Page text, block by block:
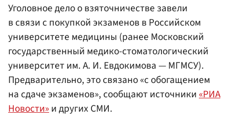
Уголовное дело о взяточничестве завели
в связи с покупкой экзаменов в Российском
университете медицины (ранее Московский
государственный медико-стоматологический
университет им. А. И. Евдокимова — МГМСУ).
Предварительно, это связано «с обогащением
на сдаче экзаменов», сообщают источники«РИА
Новости»и других СМИ.